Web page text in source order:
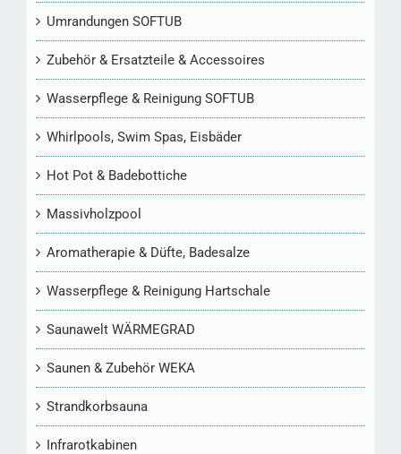
Umrandungen SOFTUB
Zubehör & Ersatzteile & Accessoires
Wasserpflege & Reinigung SOFTUB
Whirlpools, Swim Spas, Eisbäder
Hot Pot & Badebottiche
Massivholzpool
Aromatherapie & Düfte, Badesalze
Wasserpflege & Reinigung Hartschale
Saunawelt WÄRMEGRAD
Saunen & Zubehör WEKA
Strandkorbsauna
Infrarotkabinen